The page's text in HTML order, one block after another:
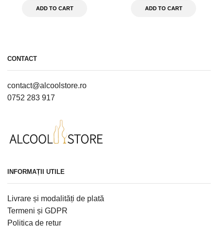
ADD TO CART ADD TO CART
CONTACT
contact@alcoolstore.ro
0752 283 917
INFORMAȚII UTILE
Livrare și modalități de plată
Termeni și GDPR
Politica de retur